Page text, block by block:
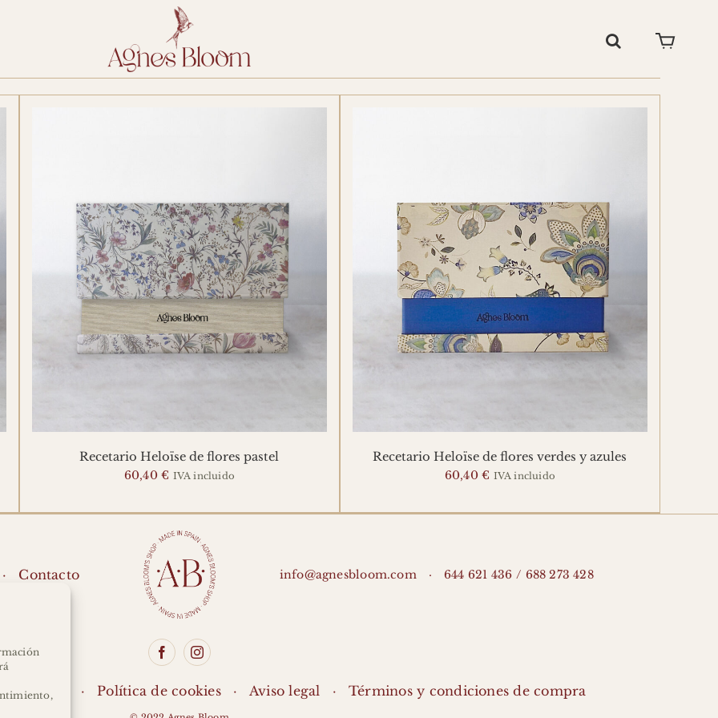
AGNES CONTACTO Buscar:
info@agnesbloom.com 644 621 436
688 273 428
INSTAGRAM
FACEBOOK
Recetario Heloïse de flores pastel
60,40€ IVA incluido
Recetario Heloïse de flores verdes y azules
60,40€ IVA incluido
Contacto info@agnesbloom.com 644 621 436 688 273 428
datos Política de cookies Aviso legal Términos y condiciones de compra